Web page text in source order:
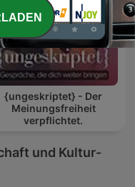
{ungeskriptet} - Der
Meinungsfreiheit
verpflichtet.
und Kultur-